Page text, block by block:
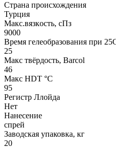
Страна происхождения
Турция
Макс.вязкoсть, сПз
9000
Время гелеобразования при
25
Макс твёрдость, Barcol
46
Макс HDT °С
95
Регистр Ллойда
Нет
Нанесение
спрей
Заводская упаковка, кг
20